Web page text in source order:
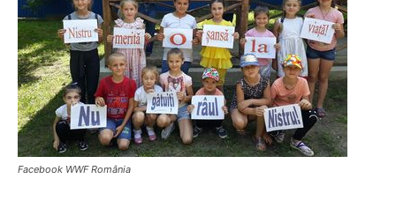
Facebook WWF România